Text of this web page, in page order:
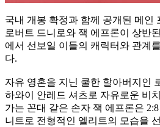
국내 개봉 확정과 함께 공개된 메인
로버트 드니로와 잭 에프론이 상반
에서 선보일 이들의 캐릭터와 관계
다.
자유 영혼을 지닌 쿨한 할아버지인
하와이 안레드 셔츠로 자유로운 비
가는 꼰대 같은 손자 잭 에프론은
니트로 전형적인 엘리트의 모습을